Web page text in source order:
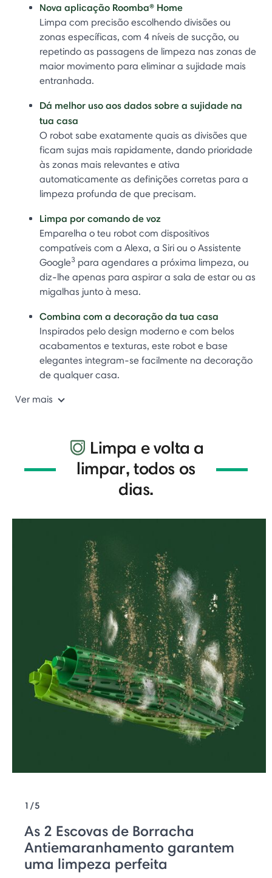
Nova aplicação Roomba® Home
Limpa com precisão escolhendo divisões ou
zonas específicas, com 4 níveis de sucção, ou
repetindo as passagens de limpeza nas zonas de
maior movimento para eliminar a sujidade mais
entranhada.
Dá melhor uso aos dados sobre a sujidade na
tua casa
O robot sabe exatamente quais as divisões que
ficam sujas mais rapidamente, dando prioridade
às zonas mais relevantes e ativa
automaticamente as definições corretas para a
limpeza profunda de que precisam.
Limpa por comando de voz
Emparelha o teu robot com dispositivos
compatíveis com a Alexa, a Siri ou o Assistente
Google3 para agendares a próxima limpeza, ou
diz-lhe apenas para aspirar a sala de estar ou as
migalhas junto à mesa.
Combina com a decoração da tua casa
Inspirados pelo design moderno e com belos
acabamentos e texturas, este robot e base
elegantes integram-se facilmente na decoração
de qualquer casa.
Ver mais
Limpa e volta a
limpar, todos os
dias.
1/5
As 2 Escovas de Borracha
Antiemaranhamento garantem
uma limpeza perfeita